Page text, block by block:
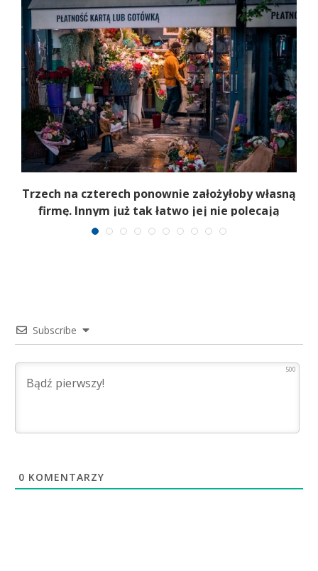
Trzech na czterech ponownie założyłoby własną
firmę. Innym już tak łatwo jej nie polecają
Subscribe
500
0 KOMENTARZY